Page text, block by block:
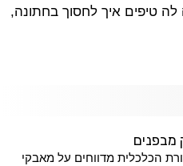
טיפים איך לחסוך בחתונה,
הכלכלית מדווחים על מאבקי